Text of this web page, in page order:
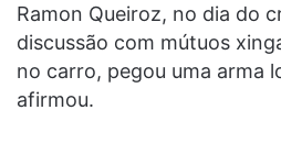
Ramon Queiroz, no dia do
discussão com mútuos
no carro, pegou uma arma
afirmou.